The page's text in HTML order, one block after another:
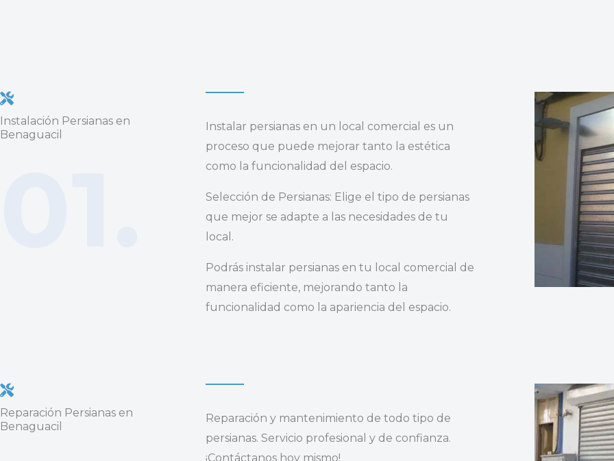
Instalación Persianas en
Benaguacil
Instalar persianas en un local comercial es un
proceso que puede mejorar tanto la estética
como la funcionalidad del espacio.
Selección de Persianas: Elige el tipo de persianas
que mejor se adapte a las necesidades de tu
local.
Podrás instalar persianas en tu local comercial de
manera eficiente, mejorando tanto la
funcionalidad como la apariencia del espacio.
Reparación Persianas en
Benaguacil
Reparación y mantenimiento de todo tipo de
persianas. Servicio profesional y de confianza.
¡Contáctanos hoy mismo!